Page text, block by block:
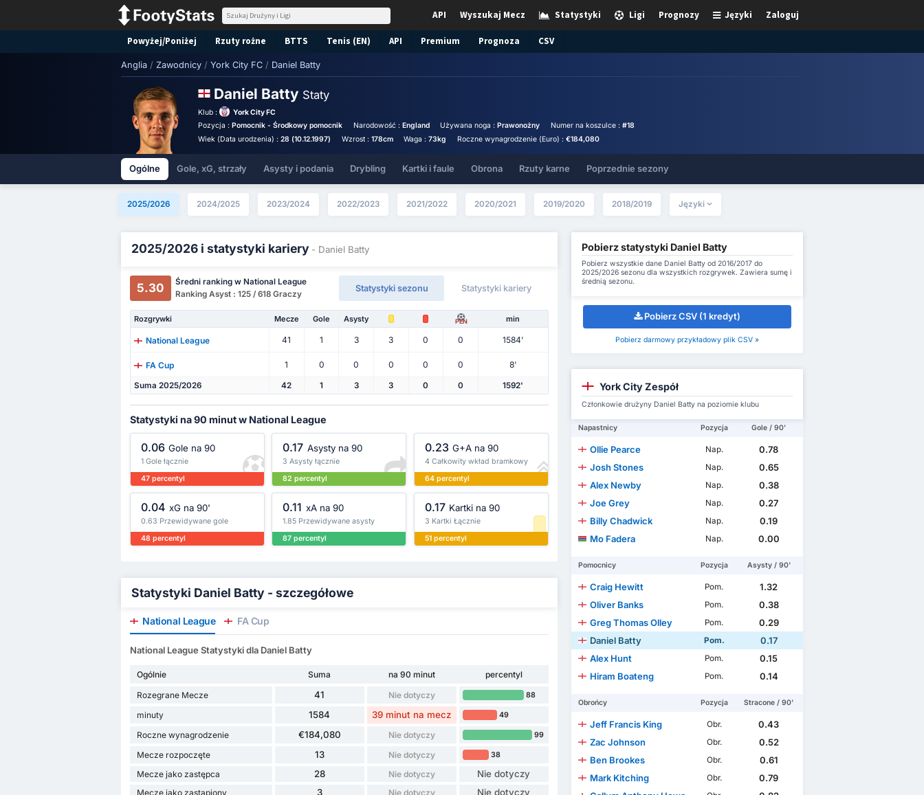
Zaloguj
Języki
Prognozy
Ligi
Statystyki
Wyszukaj Mecz
API
Powyżej/Poniżej Rzuty rożne BTTS Tenis (EN) API Premium Prognoza CSV
Anglia / Zawodnicy / York City FC / Daniel Batty
Daniel Batty Staty
Klub :
York City FC
Pozycja :Pomocnik - Środkowy pomocnik Narodowość : England Używana noga :Prawonożny Numer na koszulce : #18
Wiek (Data urodzenia) :28 (10.12.1997) Wzrost : 178cm Waga :73kg Roczne wynagrodzenie (Euro) : €184,080
Ogólne Gole, xG, strzały Asysty i podania Drybling Kartki i faule Obrona Rzuty karne Poprzednie sezony
2025/2026 2024/2025 2023/2024 2022/2023 2021/2022 2020/2021 2019/2020 2018/2019 Języki
2025/2026 i statystyki kariery - Daniel Batty
5.30
Średni ranking w National League
Ranking Asyst : 125 / 618 Graczy
Statystyki sezonu Statystyki kariery
Rozgrywki Mecze Gole Asysty PEN min
National League 41 1 3 3 0 0 1584'
FA Cup 1 0 0 0 0 0 8'
Suma 2025/2026 42 1 3 3 0 0 1592'
Statystyki na 90 minut w National League
0.06 Gole na 90
1 Gole łącznie
47 percentyl
0.17 Asysty na 90
3 Asysty łącznie
82 percentyl
0.23 G+A na 90
4 Całkowity wkład bramkowy
64 percentyl
0.04 xG na 90'
0.63 Przewidywane gole
48 percentyl
0.11 xA na 90
1.85 Przewidywane asysty
87 percentyl
0.17 Kartki na 90
3 Kartki Łącznie
51 percentyl
Statystyki Daniel Batty - szczegółowe
National League FA Cup
National League Statystyki dla Daniel Batty
Ogólnie Suma na 90 minut
percentyl
Rozegrane Mecze
41 Nie dotyczy 88
minuty 1584 39 minut na mecz 49
Roczne wynagrodzenie €184,080 Nie dotyczy 99
Mecze rozpoczęte 13 Nie dotyczy 38
Mecze jako zastępca 28 Nie dotyczy Nie dotyczy
Mecze jako zastąpiony 3 Nie dotyczy Nie dotyczy
Pobierz statystyki Daniel Batty
Pobierz wszystkie dane Daniel Batty od 2016/2017 do
2025/2026 sezonu dla wszystkich rozgrywek. Zawiera sumę i
średnią sezonu.
Pobierz CSV (1 kredyt)
Pobierz darmowy przykładowy plik CSV »
York City Zespół
Członkowie drużyny Daniel Batty na poziomie klubu
Napastnicy Pozycja Gole / 90'
Ollie Pearce Nap.
0.78
Josh Stones
Nap.
0.65
Alex Newby
Nap.
0.38
Joe Grey
Nap.
0.27
Billy Chadwick
Nap.
0.19
Mo Fadera
Nap. 0.00
Pomocnicy Pozycja Asysty / 90'
Craig Hewitt Pom.
1.32
Oliver Banks
Pom.
0.38
Greg Thomas Olley
Pom.
0.29
Daniel Batty
Pom.
0.17
Alex Hunt
Pom.
0.15
Hiram Boateng
Pom. 0.14
Obrońcy Pozycja Stracone / 90'
Jeff Francis King Obr.
0.43
Zac Johnson
Obr.
0.52
Ben Brookes
Obr.
0.61
Mark Kitching
Obr.
0.79